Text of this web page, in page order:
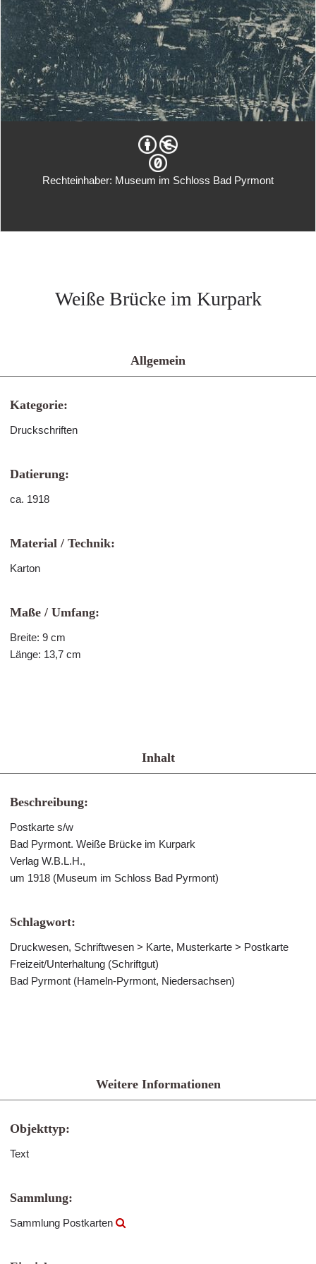
Rechteinhaber: Museum im Schloss Bad Pyrmont
Weiße Brücke im Kurpark
Allgemein
Kategorie:
Druckschriften
Datierung:
ca. 1918
Material / Technik:
Karton
Maße / Umfang:
Breite: 9 cm
Länge: 13,7 cm
Inhalt
Beschreibung:
Postkarte s/w
Bad Pyrmont. Weiße Brücke im Kurpark
Verlag W.B.L.H.,
um 1918 (Museum im Schloss Bad Pyrmont)
Schlagwort:
Druckwesen, Schriftwesen > Karte, Musterkarte > Postkarte
Freizeit/Unterhaltung (Schriftgut)
Bad Pyrmont (Hameln-Pyrmont, Niedersachsen)
Weitere Informationen
Objekttyp:
Text
Sammlung:
Sammlung Postkarten